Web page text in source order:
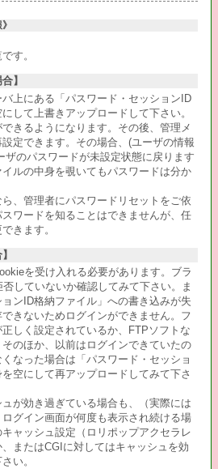
す。
】
上にある「パスワード・セッションID
して上書きアップロードして下さい。
きるようになります。その後、管理メ
定できます。その場合、(ユーザの情報
ザのパスワードが未設定状態に戻ります
ルの中身を覗いてもパスワードは分か
、管理者にパスワードリセットをご依
ワードを知ることはできませんが、任
きます。
を受け入れる必要があります。ブラ
していないか確認してみて下さい。ま
ンID格納ファイル」への書き込みが失
きないためログインができません。フ
しく設定されているか、FTPソフトな
のほか、以前はログインできていたの
なった場合は「パスワード・セッショ
空にして再アップロードしてみて下さ
が効き過ぎている場合も、（実際には
グイン画面が何度も表示され続ける場
ャッシュ設定（ロリポップアクセラレ
またはCGIに対してはキャッシュを効
い。